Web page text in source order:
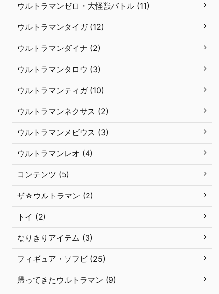
ウルトラマンゼロ・大怪獣バトル (11)
ウルトラマンタイガ (12)
ウルトラマンダイナ (2)
ウルトラマンタロウ (3)
ウルトラマンティガ (10)
ウルトラマンネクサス (2)
ウルトラマンメビウス (3)
ウルトラマンレオ (4)
コンテンツ (5)
ザ☆ウルトラマン (2)
トイ (2)
なりきりアイテム (3)
フィギュア・ソフビ (25)
帰ってきたウルトラマン (9)